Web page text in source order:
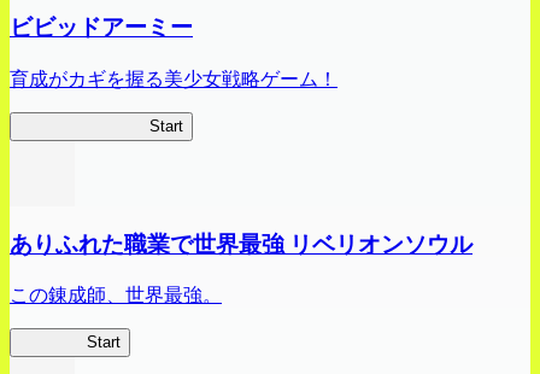
ビビッドアーミー
育成がカギを握る美少女戦略ゲーム！
Start
ありふれた職業で世界最強 リベリオンソウル
この錬成師、世界最強。
Start